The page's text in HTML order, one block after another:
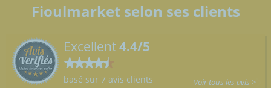
Fioulmarket selon ses clients
Excellent4.4/5
basé sur 7 avis clients Voir tous les avis >